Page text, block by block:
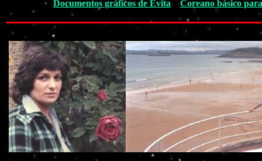
Documentos gráficos de Evita
Coreano básico